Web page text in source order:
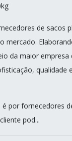
de sacos
mercado.
da maior empresa
qualidade
por fornecedores
pod...